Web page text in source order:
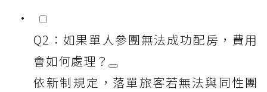
Q2：如果單人參團無法成功配房，費用
會如何處理？
依新制規定，落單旅客若無法與同性團